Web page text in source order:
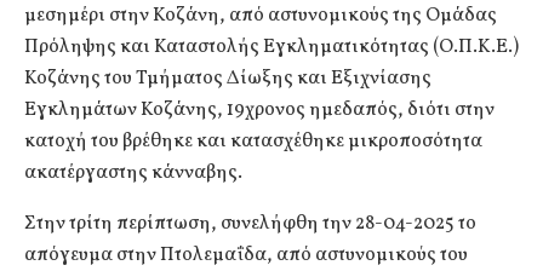
μεσημέρι στην Κοζάνη, από αστυνομικούς της Ομάδας
Πρόληψης και Καταστολής Εγκληματικότητας (Ο.Π.Κ.Ε.)
Κοζάνης του Τμήματος Δίωξης και Εξιχνίασης
Εγκλημάτων Κοζάνης, 19χρονος ημεδαπός, διότι στην
κατοχή του βρέθηκε και κατασχέθηκε μικροποσότητα
ακατέργαστης κάνναβης.
Στην τρίτη περίπτωση, συνελήφθη την 28-04-2025 το
απόγευμα στην Πτολεμαΐδα, από αστυνομικούς του